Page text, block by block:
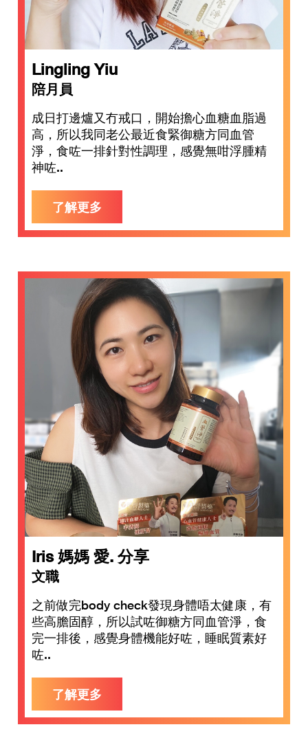
Lingling Yiu
陪月員
成日打邊爐又冇戒口，開始擔心血糖血脂過
高，所以我同老公最近食緊御糖方同血管
淨，食咗一排針對性調理，感覺無咁浮腫精
神咗..
了解更多
Iris 媽媽 愛. 分享
文職
之前做完body check發現身體唔太健康，有
些高膽固醇，所以試咗御糖方同血管淨，食
完一排後，感覺身體機能好咗，睡眠質素好
咗..
了解更多